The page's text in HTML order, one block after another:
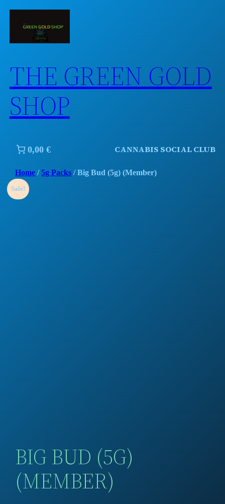
Skip
THE GREEN GOLD
SHOP
0,00 € CANNABIS SOCIAL CLUB
Home /5g Packs / Big Bud (5g) (Member)
Sale!
BIG BUD (5G)
(MEMBER)